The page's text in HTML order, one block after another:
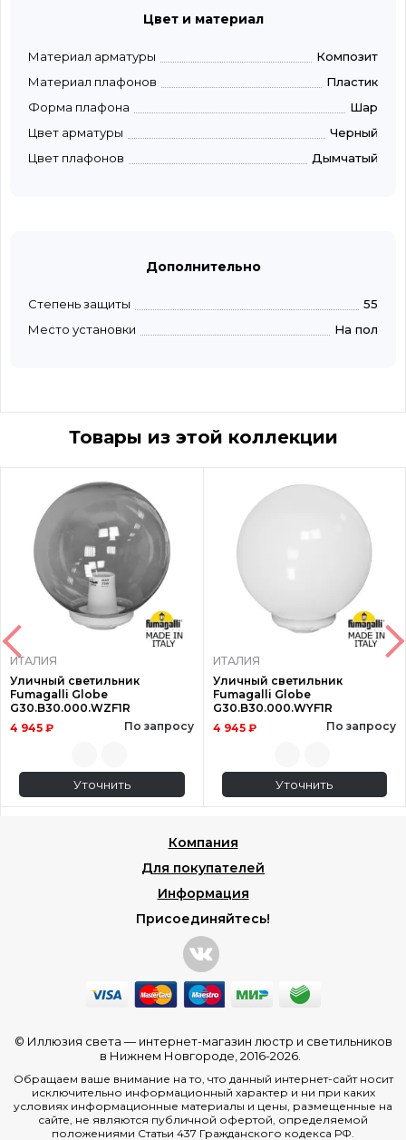
Цвет и материал
Материал арматуры
Композит
Материал плафонов
Пластик
Форма плафона
Шар
Цвет арматуры
Черный
Цвет плафонов
Дымчатый
Дополнительно
Степень защиты
55
Место установки
На пол
Товары из этой коллекции
ИТАЛИЯ
Уличный светильник
Fumagalli Globe
G30.B30.000.WZF1R
4 945 ₽
По запросу
Уточнить
ИТАЛИЯ
Уличный светильник
Fumagalli Globe
G30.B30.000.WYF1R
4 945 ₽
По запросу
Уточнить
Компания
Для покупателей
Информация
Присоединяйтесь!
© Иллюзия света — интернет-магазин люстр и светильников
в Нижнем Новгороде , 2016-2026.
Обращаем ваше внимание на то, что данный интернет-сайт носит
исключительно информационный характер и ни при каких
условиях информационные материалы и цены, размещенные на
сайте, не являются публичной офертой, определяемой
положениями Статьи 437 Гражданского кодекса РФ.